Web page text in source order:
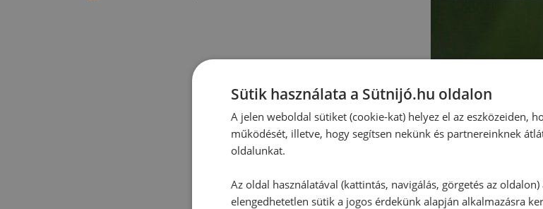
Sütik használata a Sütnijó.hu oldalon
A jelen weboldal sütiket (cookie-kat) helyez el az eszközeiden,
működését, illetve, hogy segítsen nekünk és partnereinknek
oldalunkat.
Az oldal használatával (kattintás, navigálás, görgetés az
elengedhetetlen sütik a jogos érdekünk alapján alkalmazásra